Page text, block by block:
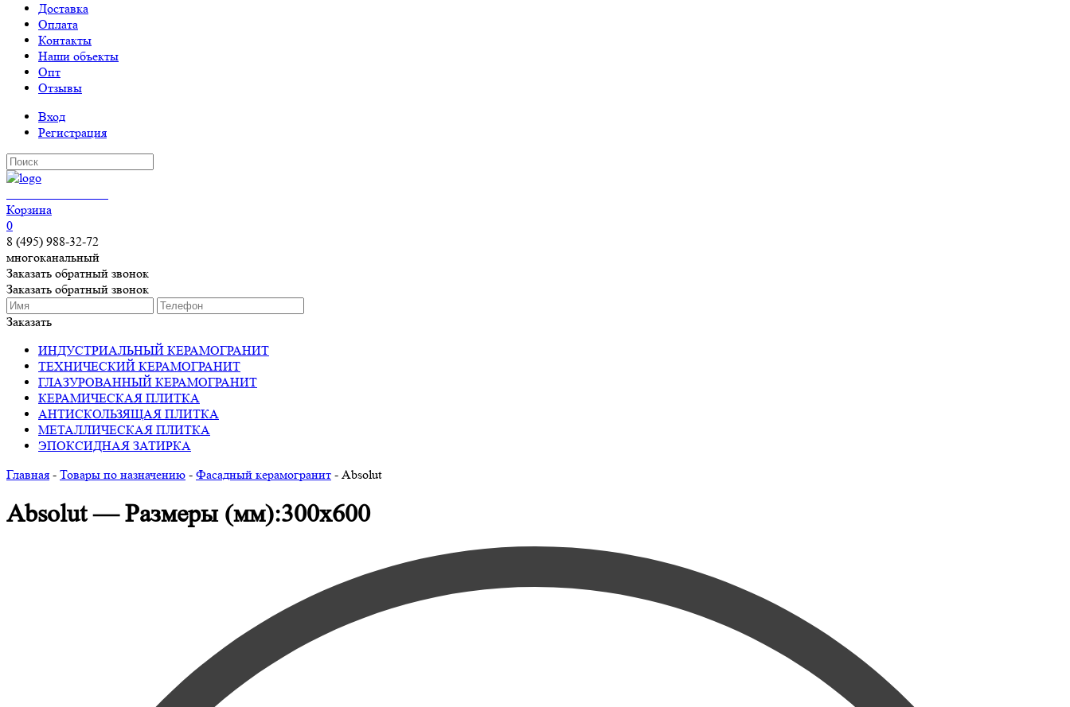
Доставка
Оплата
Контакты
Наши объекты
Опт
Отзывы
Вход
Регистрация
Корзина
0
8 (495) 988-32-72
многоканальный
Заказать обратный звонок
Заказать обратный звонок
Заказать
ИНДУСТРИАЛЬНЫЙ КЕРАМОГРАНИТ
ТЕХНИЧЕСКИЙ КЕРАМОГРАНИТ
ГЛАЗУРОВАННЫЙ КЕРАМОГРАНИТ
КЕРАМИЧЕСКАЯ ПЛИТКА
АНТИСКОЛЬЗЯЩАЯ ПЛИТКА
МЕТАЛЛИЧЕСКАЯ ПЛИТКА
ЭПОКСИДНАЯ ЗАТИРКА
Главная - Товары по назначению - Фасадный керамогранит - Absolut
Absolut — Размеры (мм):300х600